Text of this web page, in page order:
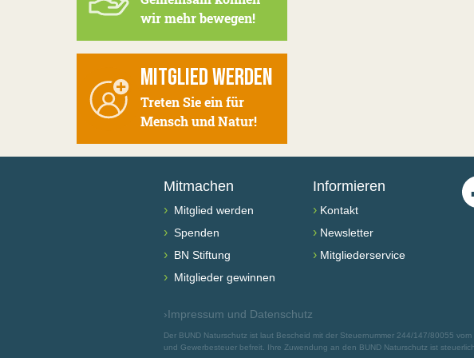
wir mehr bewegen!
MITGLIED WERDEN
Treten Sie ein für
Mensch und Natur!
Mitmachen
› Mitglied werden
› Spenden
› BN Stiftung
› Mitglieder gewinnen
Informieren
› Kontakt
› Newsletter
› Mitgliederservice
›Impressum und Datenschutz
Der BUND Naturschutz ist laut Bescheid mit der Steuernummer 244/147/80055
und Gewerbesteuer befreit. Ihre Zuwendung an den BUND Naturschutz ist